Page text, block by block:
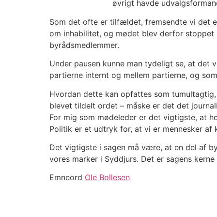
øvrigt havde
Som det ofte er tilfældet, fremsendte vi det
om inhabilitet, og mødet blev derfor stoppet
byrådsmedlemmer.
Under pausen kunne man tydeligt se, at
partierne internt og mellem partierne, og
Hvordan dette kan opfattes som
blevet tildelt ordet – måske er det det
For mig som mødeleder er det vigtigste, at
Politik er et udtryk for, at vi er mennesker
Det vigtigste i sagen må være, at en del af
vores marker i Syddjurs. Det er sagens
Emneord Ole Bollesen